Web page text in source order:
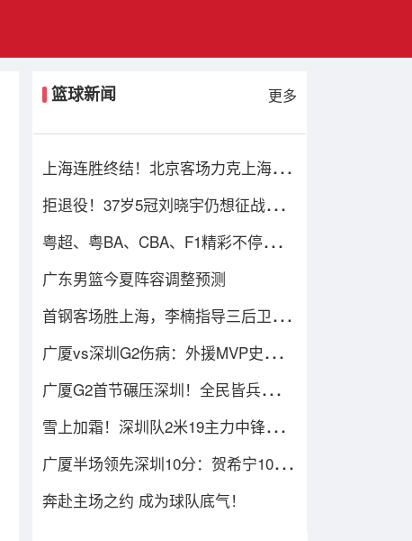
篮球新闻 更多
上海连胜终结！北京客场力克上海将
拒退役！37岁5冠刘晓宇仍想征战第21
粤超、粤BA、CBA、F1精彩不停！广
广东男篮今夏阵容调整预测
首钢客场胜上海，李楠指导三后卫战
广厦vs深圳G2伤病：外援MVP史密斯
广厦G2首节碾压深圳！全民皆兵，史
雪上加霜！深圳队2米19主力中锋意外
广厦半场领先深圳10分：贺希宁10分
奔赴主场之约 成为球队底气！